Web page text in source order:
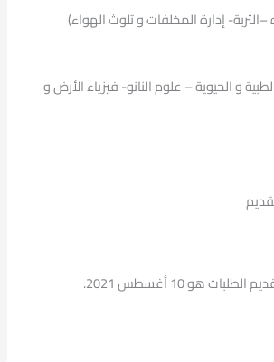
–التربة- إدارة المخلفات و تلوث الهواء)
و الحيوية – علوم النانو- فيزياء الأرض و
هو 10 أغسطس 2021.